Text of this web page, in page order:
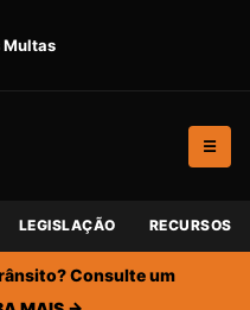
Multas
☰
LEGISLAÇÃO RECURSOS
Consulte um